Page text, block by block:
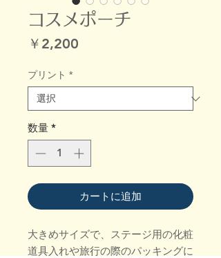
コスメポーチ
￥2,200
プリント *
数量 *
カートに追加
大きめサイズで、ステージ用の化粧
道具入れや旅行の際のパッキングに